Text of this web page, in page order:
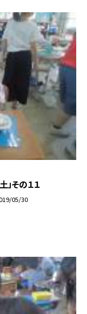
その１１
05/30